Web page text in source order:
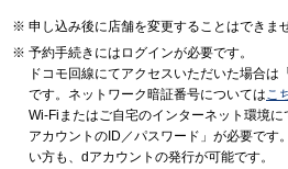
申し込み後に店舗を変更することはできま
予約手続きにはログインが必要です。
ドコモ回線にてアクセスいただいた場合
です。ネットワーク暗証番号についてはこ
Wi-Fiまたはご自宅のインターネット環境
アカウントのID／パスワード」が必要です
い方も、dアカウントの発行が可能です。